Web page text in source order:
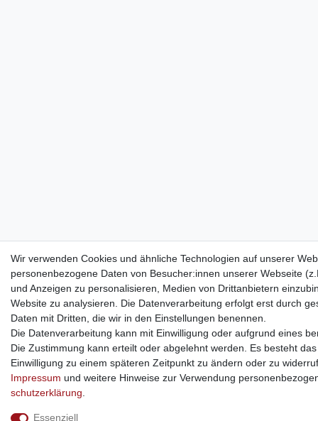
Wir verwenden Cookies und ähnliche Technologien auf unserer
personenbezogene Daten von Besucher:innen unserer Webseite
und Anzeigen zu personalisieren, Medien von Drittanbietern
Website zu analysieren. Die Datenverarbeitung erfolgt erst durch
Daten mit Dritten, die wir in den Einstellungen benennen.
Die Datenverarbeitung kann mit Einwilligung oder aufgrund eines
Die Zustimmung kann erteilt oder abgelehnt werden. Es besteht
Einwilligung zu einem späteren Zeitpunkt zu ändern oder zu
Impressum und weitere Hinweise zur Verwendung
schutz­erklärung
Essenziell